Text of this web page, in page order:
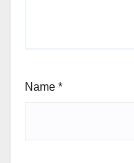
Name *